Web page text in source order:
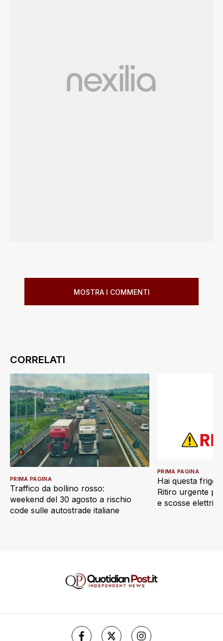
MOSTRA I COMMENTI
Traffico da bollino rosso:
weekend del 30 agosto a rischio
code sulle autostrade italiane
PRIMA PAGINA
Hai questa
Ritiro urgente
e scosse
PRIMA PAGINA